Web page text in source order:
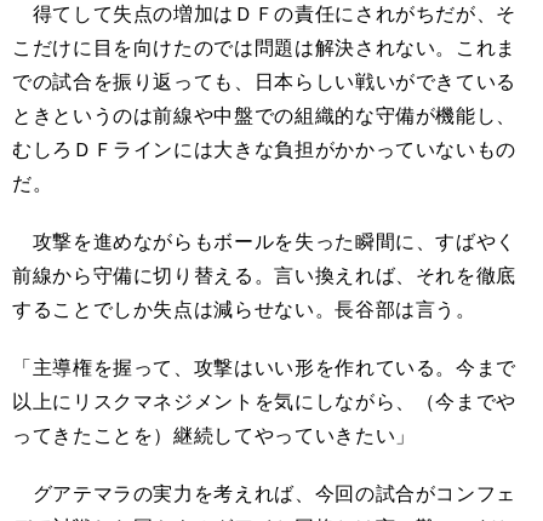
得てして失点の増加はＤＦの責任にされがちだが、そ
こだけに目を向けたのでは問題は解決されない。これま
での試合を振り返っても、日本らしい戦いができている
ときというのは前線や中盤での組織的な守備が機能し、
むしろＤＦラインには大きな負担がかかっていないもの
だ。
攻撃を進めながらもボールを失った瞬間に、すばやく
前線から守備に切り替える。言い換えれば、それを徹底
することでしか失点は減らせない。長谷部は言う。
「主導権を握って、攻撃はいい形を作れている。今まで
以上にリスクマネジメントを気にしながら、（今までや
ってきたことを）継続してやっていきたい」
グアテマラの実力を考えれば、今回の試合がコンフェ